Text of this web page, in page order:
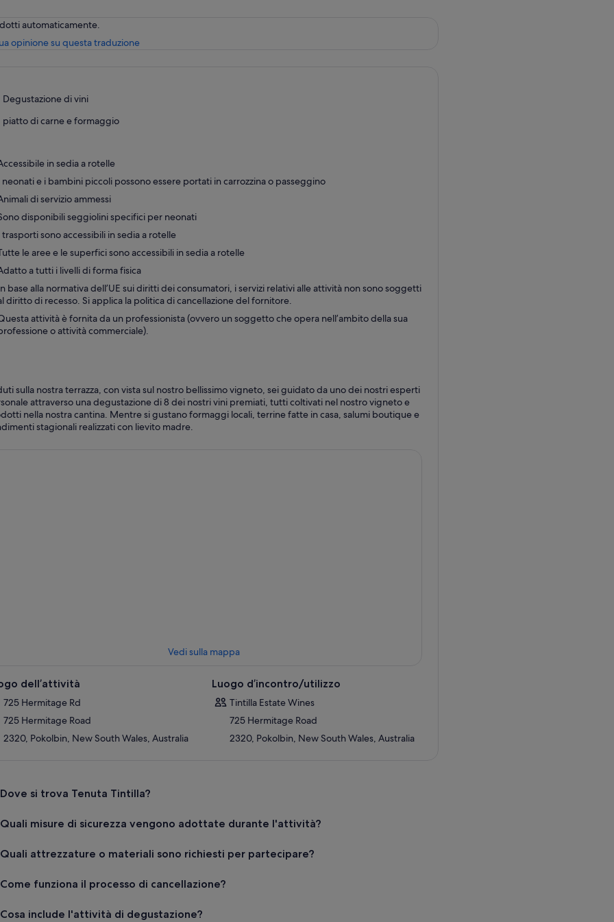
automaticamente.
opinione su questa traduzioneApertura
Degustazione di vini
piatto di carne e formaggio
in sedia a rotelle
neonati e i bambini piccoli possono essere portati in carrozzina o passeggino
di servizio ammessi
disponibili seggiolini specifici per neonati
trasporti sono accessibili in sedia a rotelle
le aree e le superfici sono accessibili in sedia a rotelle
a tutti i livelli di forma fisica
base alla normativa dell’UE sui diritti dei consumatori, i servizi relativi alle attività non sono soggetti
diritto di recesso. Si applica la politica di cancellazione del fornitore.
attività è fornita da un professionista (ovvero un soggetto che opera nell’ambito della sua
o attività commerciale).
sulla nostra terrazza, con vista sul nostro bellissimo vigneto, sei guidato da uno dei nostri esperti
attraverso una degustazione di 8 dei nostri vini premiati, tutti coltivati nel nostro vigneto e
nella nostra cantina. Mentre si gustano formaggi locali, terrine fatte in casa, salumi boutique e
stagionali realizzati con lievito madre.
Vedi sulla mappa
dell’attività
725 Hermitage Rd
725 Hermitage Road
2320, Pokolbin, New South Wales, Australia
Luogo d’incontro/utilizzo
Tintilla Estate Wines
725 Hermitage Road
2320, Pokolbin, New South Wales, Australia
Dove si trova Tenuta Tintilla?
Quali misure di sicurezza vengono adottate durante l'attività?
Quali attrezzature o materiali sono richiesti per partecipare?
Come funziona il processo di cancellazione?
Cosa include l'attività di degustazione?